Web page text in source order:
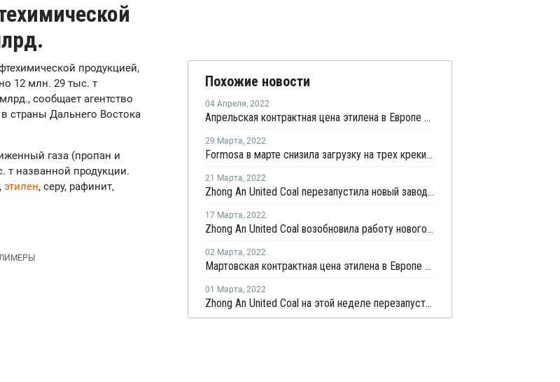
продукцией,
12 млн. 29 тыс. т
сообщает агентство
страны Дальнего Востока
газа (пропан и
т названной продукции.
этилен, серу, рафинит,
Похожие новости
04 Апреля, 2022
Апрельская контрактная цена этилена в Европе выросла на EUR230 за тонну
29 Марта, 2022
Formosa в марте снизила загрузку на трех крекинг-установках в Майлиао до 90-95% из-за низкой маржи
21 Марта, 2022
Zhong An United Coal перезапустила новый завод ПП в Китае после планового ремонта
17 Марта, 2022
Zhong An United Coal возобновила работу нового завода ЛПНП после плановой профилактики
02 Марта, 2022
Мартовская контрактная цена этилена в Европе выросла на EUR95 за тонну
01 Марта, 2022
Zhong An United Coal на этой неделе перезапустит новый завод ПП в Китае после планового ремонта